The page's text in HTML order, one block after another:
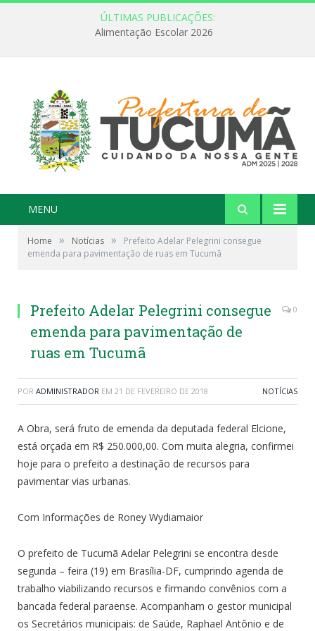
ÚLTIMAS PUBLICAÇÕES:
Alimentação Escolar 2026
MENU
Home » Notícias »
Prefeito Adelar Pelegrini consegue
emenda para pavimentação de ruas em Tucumã
Prefeito Adelar Pelegrini consegue
emenda para pavimentação de
ruas em Tucumã
0
POR ADMINISTRADOR EM 21 DE FEVEREIRO DE 2018 NOTÍCIAS
A Obra, será fruto de emenda da deputada federal Elcione,
está orçada em R$ 250.000,00. Com muita alegria, confirmei
hoje para o prefeito a destinação de recursos para
pavimentar vias urbanas.
Com Informações de Roney Wydiamaior
O prefeito de Tucumã Adelar Pelegrini se encontra desde
segunda – feira (19) em Brasília-DF, cumprindo agenda de
trabalho viabilizando recursos e firmando convênios com a
bancada federal paraense. Acompanham o gestor municipal
os Secretários municipais: de Saúde, Raphael Antônio e de